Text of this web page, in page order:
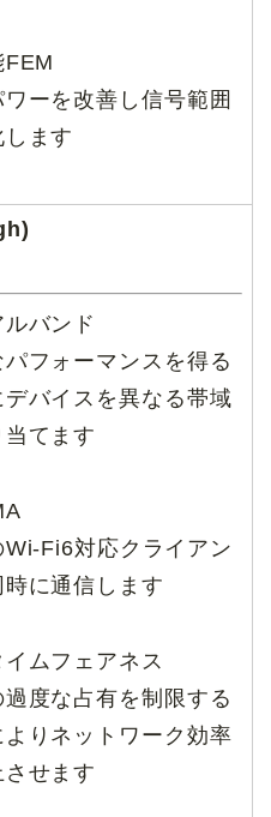
FEM
ーを改善し信号範囲
します
バンド
フォーマンスを得る
デバイスを異なる帯域
てます
Wi-Fi6対応クライアン
時に通信します
ムフェアネス
度な占有を制限する
よりネットワーク効率
させます